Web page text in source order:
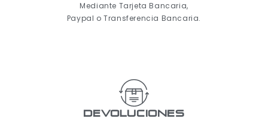
Mediante Tarjeta Bancaria,
Paypal o Transferencia Bancaria.
Devoluciones